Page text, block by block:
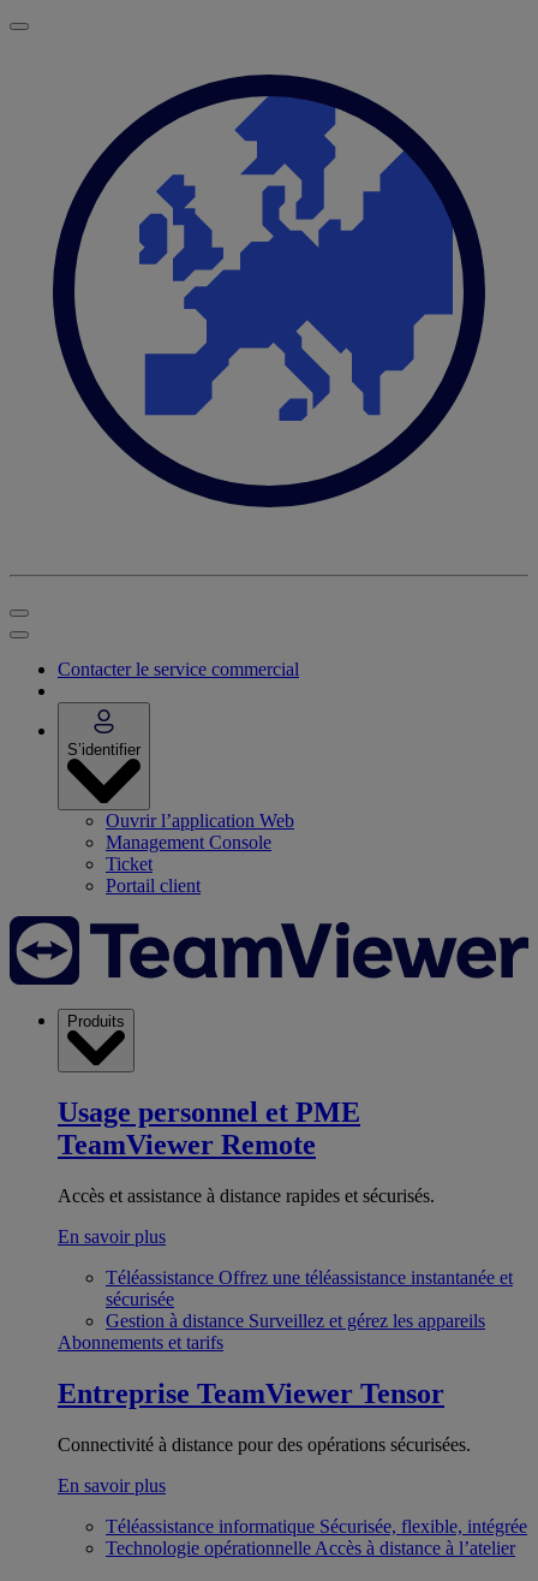
Contacter le service commercial
S’identifier
Ouvrir l’application Web
Management Console
Ticket
Portail client
Produits
Usage personnel et PME
TeamViewer Remote
Accès et assistance à distance rapides et sécurisés.
En savoir plus
Téléassistance Offrez une téléassistance instantanée et
sécurisée
Gestion à distance Surveillez et gérez les appareils
Abonnements et tarifs
Entreprise TeamViewer Tensor
Connectivité à distance pour des opérations sécurisées.
En savoir plus
Téléassistance informatique Sécurisée, flexible, intégrée
Technologie opérationnelle Accès à distance à l’atelier